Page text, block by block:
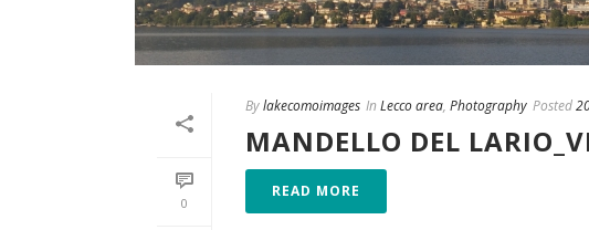
0
Bylakecomoimages In Lecco area, Photography Posted
MANDELLO DEL
READ MORE